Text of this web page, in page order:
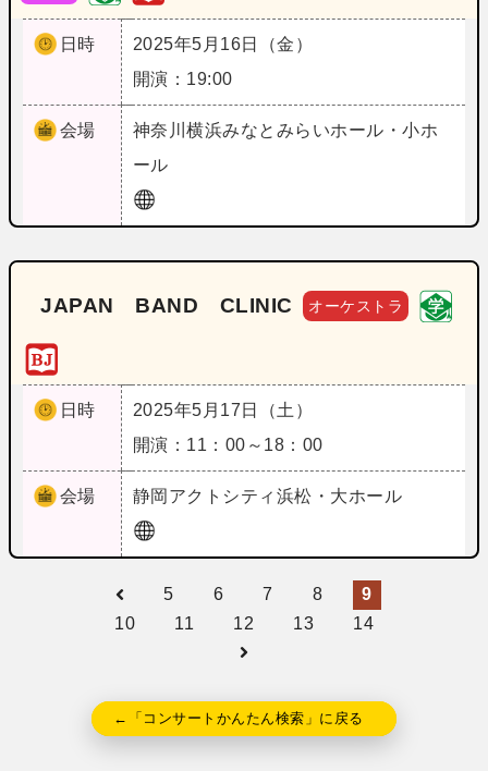
日時
2025年5月16日（金）
開演：19:00
会場 神奈川横浜みなとみらいホール・小ホ
ール
JAPAN BAND CLINIC オーケストラ
日時
2025年5月17日（土）
開演：11：00～18：00
会場 静岡 アクトシティ浜松・大ホール
5 6 7 8
9
10
11 12 13 14
←「コンサートかんたん検索」に戻る